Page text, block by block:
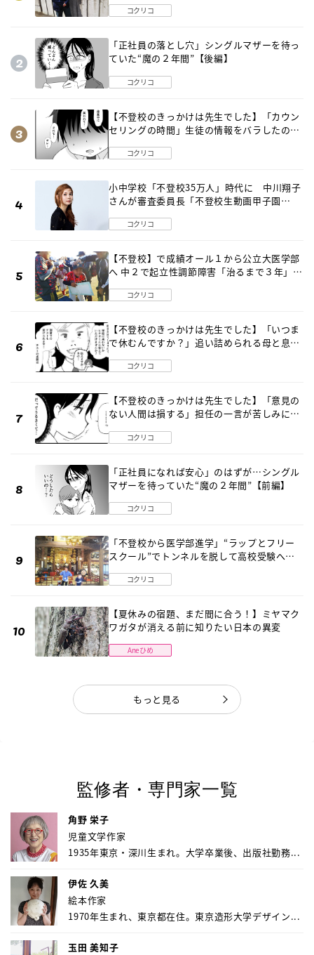
コクリコ
「正社員の落とし穴」シングルマザーを待っ
ていた“魔の２年間”【後編】
コクリコ
【不登校のきっかけは先生でした】「カウン
セリングの時間」生徒の情報をバラしたの
コクリコ
小中学校「不登校35万人」時代に 中川翔子
さんが審査委員長「不登校生動画甲子園
コクリコ
【不登校】で成績オール１から公立大医学部
へ 中２で起立性調節障害「治るまで３年」の
コクリコ
【不登校のきっかけは先生でした】「いつま
で休むんですか？」追い詰められる母と息子
コクリコ
【不登校のきっかけは先生でした】「意見の
ない人間は損する」担任の一言が苦しみに…
コクリコ
「正社員になれば安心」のはずが…シングル
マザーを待っていた“魔の２年間”【前編】
コクリコ
「不登校から医学部進学」“ラップとフリー
スクール”でトンネルを脱して高校受験へ
コクリコ
【夏休みの宿題、まだ間に合う！】ミヤマク
ワガタが消える前に知りたい日本の異変
Aneひめ
もっと見る
監修者・専門家一覧
角野 栄子
児童文学作家
1935年東京・深川生まれ。大学卒業後、出版社勤務...
伊佐 久美
絵本作家
1970年生まれ、東京都在住。東京造形大学デザイン...
玉田 美知子